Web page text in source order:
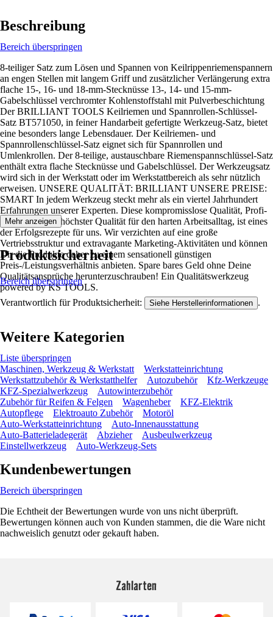
Beschreibung
Bereich überspringen
8-teiliger Satz zum Lösen und Spannen von Keilrippenriemenspannern
an engen Stellen mit langem Griff und zusätzlicher Verlängerung extra
flache 15-, 16- und 18-mm-Stecknüsse 13-, 14- und 15-mm-
Gabelschlüssel verchromter Kohlenstoffstahl mit Pulverbeschichtung
Der BRILLIANT TOOLS Keilriemen und Spannrollen-Schlüssel-
Satz BT571050, in feiner Handarbeit gefertigte Werkzeug-Satz, bietet
eine besonders lange Lebensdauer. Der Keilriemen- und
Spannrollenschlüssel-Satz eignet sich für Spannrollen und
Umlenkrollen. Der 8-teilige, austauschbare Riemenspannschlüssel-Satz
enthält extra flache Stecknüsse und Gabelschlüssel. Der Werkzeugsatz
wird sich in der Werkstatt oder im Werkstattbereich als sehr nützlich
erweisen. UNSERE QUALITÄT: BRILLIANT UNSERE PREISE:
SMART In jedem Werkzeug steckt mehr als ein viertel Jahrhundert
Erfahrungen unserer Experten. Diese kompromisslose Qualität, Profi-
Werkzeuge mit höchster Qualität für den harten Arbeitsalltag, ist eines
der Erfolgsrezepte für uns. Wir verzichten auf eine große
Vertriebsstruktur und extravagante Marketing-Aktivitäten und können
Dir die Produkte daher zu einem sensationell günstigen
Preis-/Leistungsverhältnis anbieten. Spare bares Geld ohne Deine
Qualitätsansprüche herunterzuschrauben! Ein Qualitätswerkzeug
powered by KS TOOLS.
Mehr anzeigen
Produktsicherheit
Bereich überspringen
Verantwortlich für Produktsicherheit: Siehe Herstellerinformationen .
Weitere Kategorien
Liste überspringen
Maschinen, Werkzeug & Werkstatt
Werkstatteinrichtung
Werkstattzubehör & Werkstatthelfer
Autozubehör
Kfz-Werkzeuge
KFZ-Spezialwerkzeug
Autowinterzubehör
Zubehör für Reifen & Felgen
Wagenheber
KFZ-Elektrik
Autopflege
Elektroauto Zubehör
Motoröl
Auto-Werkstatteinrichtung
Auto-Innenausstattung
Auto-Batterieladegerät
Abzieher
Ausbeulwerkzeug
Einstellwerkzeug
Auto-Werkzeug-Sets
Kundenbewertungen
Bereich überspringen
Die Echtheit der Bewertungen wurde von uns nicht überprüft.
Bewertungen können auch von Kunden stammen, die die Ware nicht
nachweislich genutzt oder gekauft haben.
Zahlarten